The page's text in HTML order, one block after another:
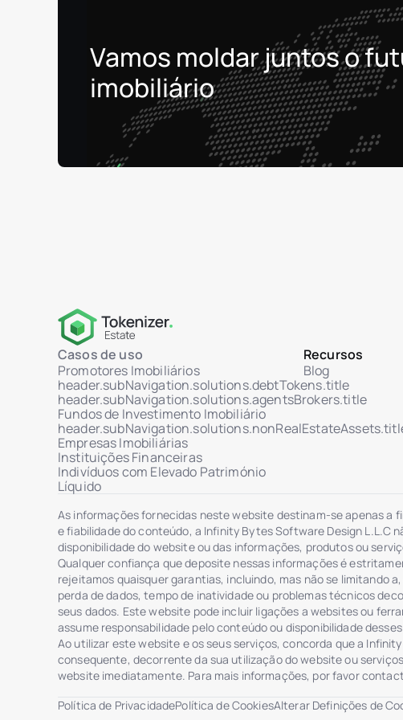
Vamos moldar juntos o
imobiliário
Casos de uso
Promotores Imobiliários
header.subNavigation.solutions.debtTokens.title
header.subNavigation.solutions.agentsBrokers.title
Fundos de Investimento Imobiliário
Empresas Imobiliárias
Instituições Financeiras
Indivíduos com Elevado Património
Líquido
Recursos
Blog
As informações fornecidas neste website destinam-se apenas a
e fiabilidade do conteúdo, a Infinity Bytes Software Design L.L.C
disponibilidade do website ou das informações, produtos ou
Qualquer confiança que deposite nessas informações é
rejeitamos quaisquer garantias, incluindo, mas não se limitando
perda de dados, tempo de inatividade ou problemas técnicos
seus dados. Este website pode incluir ligações a websites ou
assume responsabilidade pelo conteúdo ou disponibilidade
Ao utilizar este website e os seus serviços, concorda que a
consequente, decorrente da sua utilização do website ou
website imediatamente. Para mais informações, por favor
Política de PrivacidadePolítica de CookiesAlterar Definições de